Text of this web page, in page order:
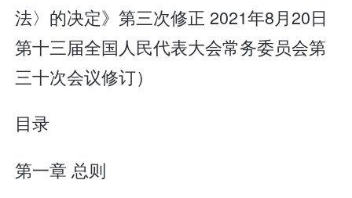
法〉的决定》第三次修正 2021年8月20日
第十三届全国人民代表大会常务委员会第
三十次会议修订）
目录
第一章 总则